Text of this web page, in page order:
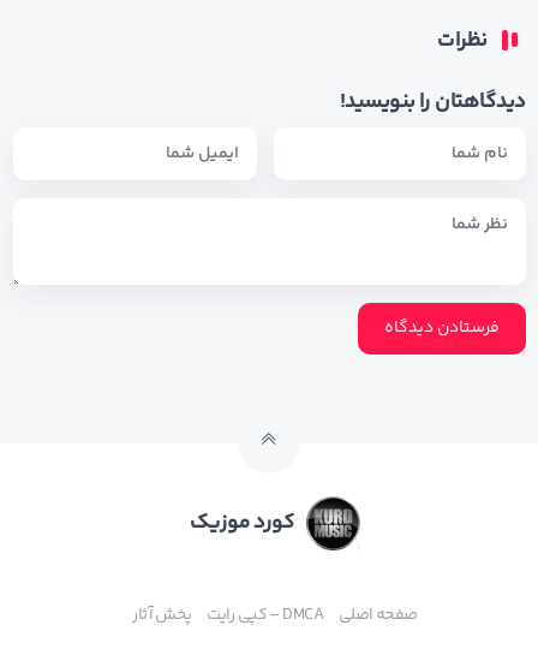
نظرات
دیدگاهتان را بنویسید!
کورد موزیک
صفحه اصلی DMCA – کپی رایت پخش آثار